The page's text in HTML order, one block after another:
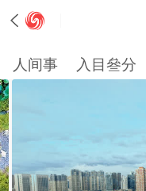
人间事 入目叄分